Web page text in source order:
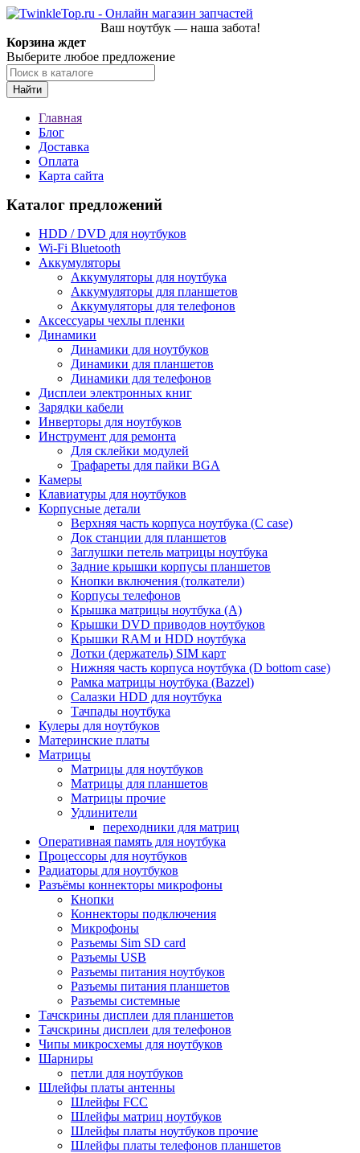
Ваш ноутбук — наша забота!
Корзина ждет
Выберите любое предложение
Найти
Главная
Блог
Доставка
Оплата
Карта сайта
Каталог предложений
HDD / DVD для ноутбуков
Wi-Fi Bluetooth
Аккумуляторы
Аккумуляторы для ноутбука
Аккумуляторы для планшетов
Аккумуляторы для телефонов
Аксессуары чехлы пленки
Динамики
Динамики для ноутбуков
Динамики для планшетов
Динамики для телефонов
Дисплеи электронных книг
Зарядки кабели
Инверторы для ноутбуков
Инструмент для ремонта
Для склейки модулей
Трафареты для пайки BGA
Камеры
Клавиатуры для ноутбуков
Корпусные детали
Верхняя часть корпуса ноутбука (С case)
Док станции для планшетов
Заглушки петель матрицы ноутбука
Задние крышки корпусы планшетов
Кнопки включения (толкатели)
Корпусы телефонов
Крышка матрицы ноутбука (A)
Крышки DVD приводов ноутбуков
Крышки RAM и HDD ноутбука
Лотки (держатель) SIM карт
Нижняя часть корпуса ноутбука (D bottom case)
Рамка матрицы ноутбука (Bazzel)
Салазки HDD для ноутбука
Тачпады ноутбука
Кулеры для ноутбуков
Материнские платы
Матрицы
Матрицы для ноутбуков
Матрицы для планшетов
Матрицы прочие
Удлинители
переходники для матриц
Оперативная память для ноутбука
Процессоры для ноутбуков
Радиаторы для ноутбуков
Разъёмы коннекторы микрофоны
Кнопки
Коннекторы подключения
Микрофоны
Разъемы Sim SD card
Разъемы USB
Разъемы питания ноутбуков
Разъемы питания планшетов
Разъемы системные
Тачскрины дисплеи для планшетов
Тачскрины дисплеи для телефонов
Чипы микросхемы для ноутбуков
Шарниры
петли для ноутбуков
Шлейфы платы антенны
Шлейфы FCC
Шлейфы матриц ноутбуков
Шлейфы платы ноутбуков прочие
Шлейфы платы телефонов планшетов